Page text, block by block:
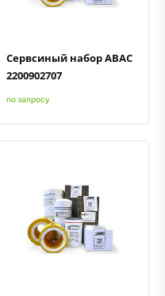
Сервсиный набор ABAC
2200902707
по запросу
Быстрый просмотр
Добавить к сравнению
Добавить в избранное